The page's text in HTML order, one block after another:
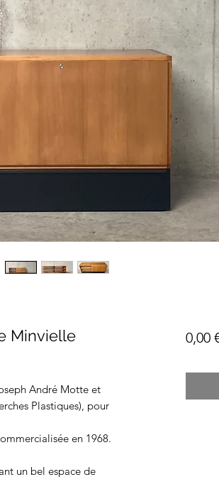
Minvielle
André Motte et
Plastiques), pour
en 1968.
un bel espace de
0,00